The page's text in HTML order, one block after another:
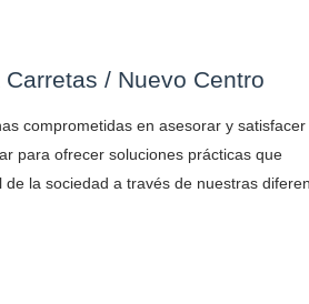
/ Nuevo Centro
comprometidas en asesorar y satisfacer
para ofrecer soluciones prácticas que
la sociedad a través de nuestras